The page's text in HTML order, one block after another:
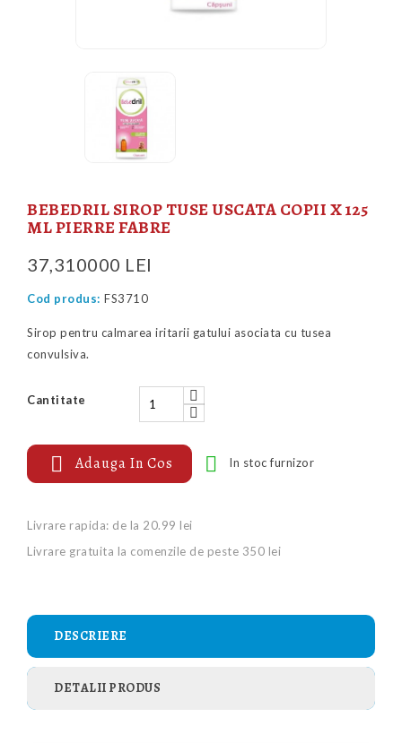
BEBEDRIL SIROP TUSE USCATA COPII X 125
ML PIERRE FABRE
37,310000 LEI
Cod produs: FS3710
Sirop pentru calmarea iritarii gatului asociata cu tusea
convulsiva.
Cantitate
 Adauga In Cos  In stoc furnizor
Livrare rapida: de la 20.99 lei
Livrare gratuita la comenzile de peste 350 lei
DESCRIERE
DETALII PRODUS